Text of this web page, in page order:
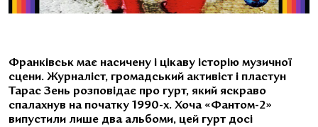
Франківськ має насичену і цікаву історію музичної
сцени. Журналіст, громадський активіст і пластун
Тарас Зень розповідає про гурт, який яскраво
спалахнув на початку 1990-х. Хоча «Фантом-2»
випустили лише два альбоми, цей гурт досі